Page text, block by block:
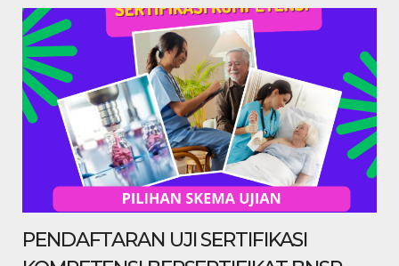
PENDAFTARAN UJI SERTIFIKASI